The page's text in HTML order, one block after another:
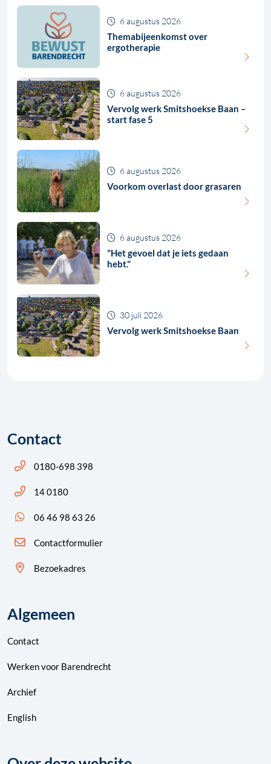
Themabijeenkomst over
ergotherapie
6 augustus 2026
Vervolg werk Smitshoekse Baan –
start fase 5
6 augustus 2026
Voorkom overlast door grasaren
6 augustus 2026
"Het gevoel dat je iets gedaan
hebt."
6 augustus 2026
Vervolg werk Smitshoekse Baan
30 juli 2026
Contact
Bel ons: 14 0180
0180-698 398
Bel ons: 14 0180
14 0180
App ons: 06 46 98 63 26 (WhatsApp)
06 46 98 63 26
Contactformulier
Bezoekadres
Algemeen
Contact
Werken voor Barendrecht
Archief
English